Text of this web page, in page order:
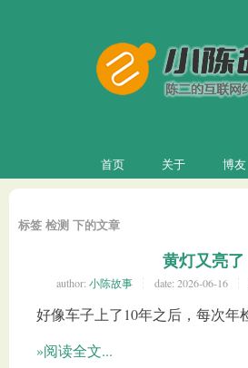
首页 关于 博友
标签 检测 下的文章
黄灯又亮了
author: 小陈故事 date: 2026-06-16
好像车子上了10年之后，每次年
»阅读全文...